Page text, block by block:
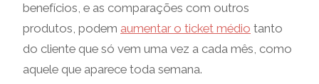
benefícios, e as comparações com outros
produtos, podem aumentar o ticket médio tanto
do cliente que só vem uma vez a cada mês, como
aquele que aparece toda semana.